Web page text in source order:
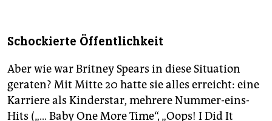
Schockierte Öffentlichkeit
Aber wie war Britney Spears in diese Situation
geraten? Mit Mitte 20 hatte sie alles erreicht: eine
Karriere als Kinderstar, mehrere Nummer-eins-
Hits („... Baby One More Time“, „Oops! I Did It